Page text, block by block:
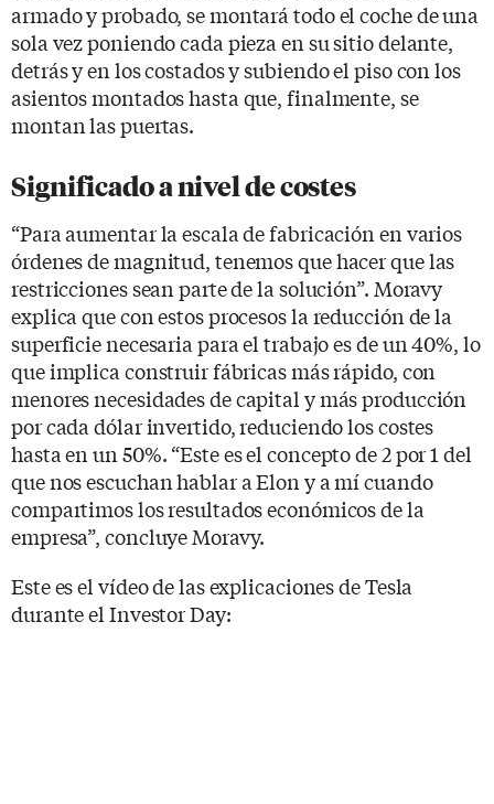
armado y probado, se montará todo el coche de una
sola vez poniendo cada pieza en su sitio delante,
detrás y en los costados y subiendo el piso con los
asientos montados hasta que, finalmente, se
montan las puertas.
Significado a nivel de costes
“Para aumentar la escala de fabricación en varios
órdenes de magnitud, tenemos que hacer que las
restricciones sean parte de la solución”. Moravy
explica que con estos procesos la reducción de la
superficie necesaria para el trabajo es de un 40%, lo
que implica construir fábricas más rápido, con
menores necesidades de capital y más producción
por cada dólar invertido, reduciendo los costes
hasta en un 50%. “Este es el concepto de 2 por 1 del
que nos escuchan hablar a Elon y a mí cuando
compartimos los resultados económicos de la
empresa”, concluye Moravy.
Este es el vídeo de las explicaciones de Tesla
durante el Investor Day: